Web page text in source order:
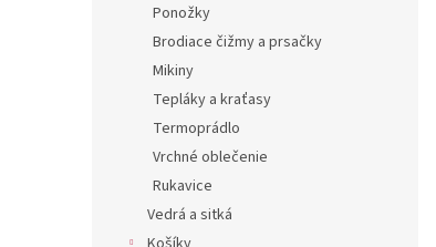
Ponožky
Brodiace čižmy a prsačky
Mikiny
Tepláky a kraťasy
Termoprádlo
Vrchné oblečenie
Rukavice
Vedrá a sitká